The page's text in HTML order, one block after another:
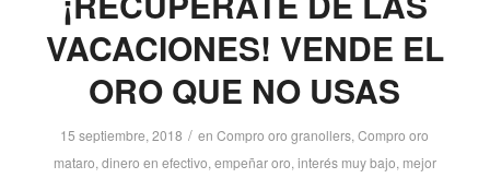
VACACIONES! VENDE EL
ORO QUE NO USAS
15 septiembre, 2018 / enCompro oro granollers,Compro oro
mataro, dinero en efectivo, empeñar oro, interés muy bajo, mejor